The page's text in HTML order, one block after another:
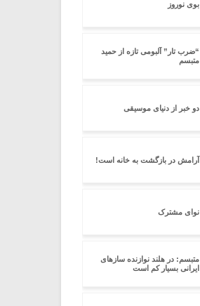
بوی نوروز
“ضرب تار” آلبومی تازه از حمید
متبسم
دو خبر از دنیای موسیقی
آرامش در بازگشت به خانه است!
نوای مشترک
متبسم: در هلند نوازنده سازهای
ایرانی بسیار کم است